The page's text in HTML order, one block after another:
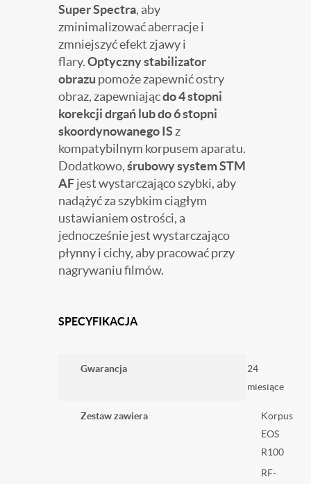
Super Spectra, aby
zminimalizować aberracje i
zmniejszyć efekt zjawy i
flary.Optyczny stabilizator
obrazu pomoże zapewnić ostry
obraz, zapewniającdo 4 stopni
korekcji drgań lub do 6 stopni
skoordynowanego IS z
kompatybilnym korpusem aparatu.
Dodatkowo,śrubowy system STM
AFjest wystarczająco szybki, aby
nadążyć za szybkim ciągłym
ustawianiem ostrości, a
jednocześnie jest wystarczająco
płynny i cichy, aby pracować przy
nagrywaniu filmów.
SPECYFIKACJA
Gwarancja
24
miesiące
Zestaw zawiera
Korpus
EOS
R100
RF-